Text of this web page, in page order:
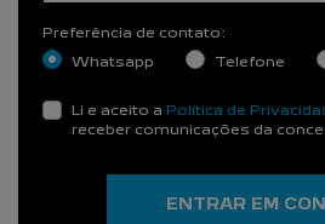
Preferência de contato:
Whatsapp
Telefone
Li e aceito a Política de
receber comunicações da
ENTRAR EM